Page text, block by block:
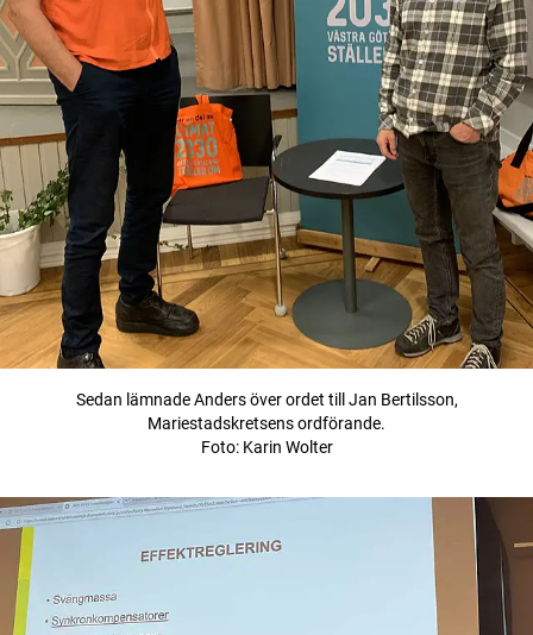
Sedan lämnade Anders över ordet till Jan Bertilsson,
Mariestadskretsens ordförande.
Foto: Karin Wolter